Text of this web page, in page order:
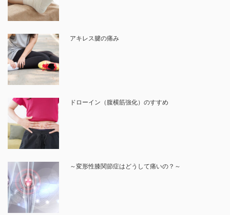
アキレス腱の痛み
ドローイン（腹横筋強化）のすすめ
～変形性膝関節症はどうして痛いの？～